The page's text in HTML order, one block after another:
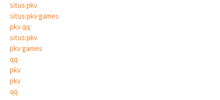
situs pkv
situs pkv games
pkv qq
situs pkv
pkv games
qq
pkv
pkv
qq